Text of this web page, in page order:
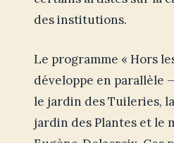
des institutions.
Le programme « Hors
développe en parallèle
le jardin des Tuileries,
jardin des Plantes et le